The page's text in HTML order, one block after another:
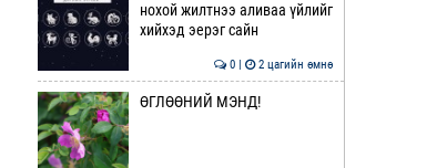
нохой жилтнээ аливаа үйлийг
хийхэд эерэг сайн
0 | 2 цагийн өмнө
ӨГЛӨӨНИЙ МЭНД!